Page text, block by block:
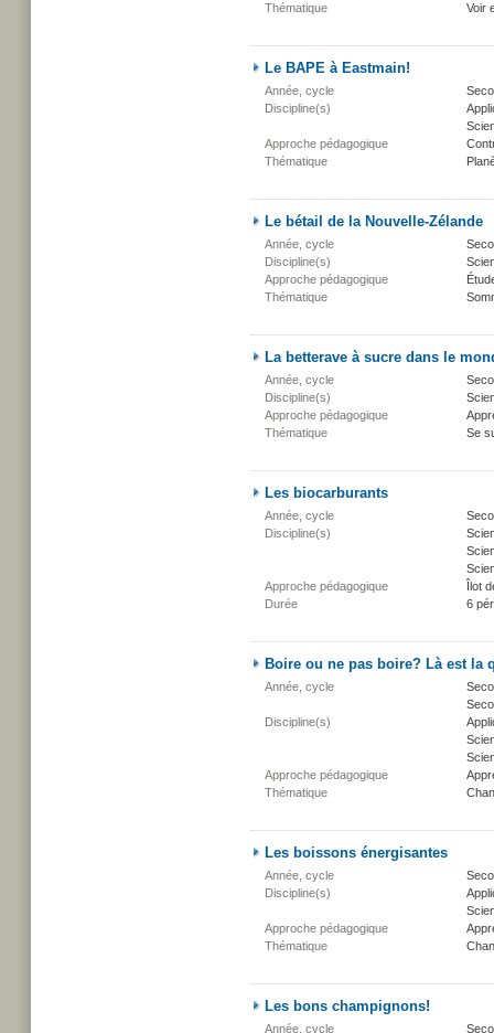
Thématique
Voir
Le BAPE à Eastmain!
Année, cycle
Discipline(s)
Approche pédagogique
Thématique
Le bétail de la Nouvelle-Zélande
Année, cycle
Discipline(s)
Approche pédagogique
Thématique
La betterave à sucre dans le
Année, cycle
Discipline(s)
Approche pédagogique
Thématique
Se
Les biocarburants
Année, cycle
Discipline(s)
Approche pédagogique
Îlot
Durée
6
Boire ou ne pas boire? Là est la
Année, cycle
Discipline(s)
Approche pédagogique
Thématique
Les boissons énergisantes
Année, cycle
Discipline(s)
Approche pédagogique
Thématique
Les bons champignons!
Année, cycle